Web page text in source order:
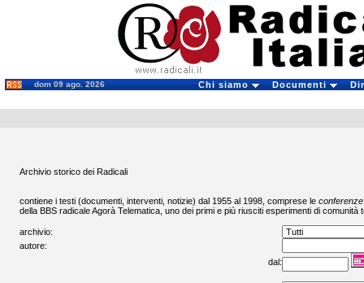
dom 09 ago. 2026 Chi siamo Documenti
Archivio storico dei Radicali
contiene i testi (documenti, interventi, notizie) dal 1955 al 1998, comprese le conferenze
della BBS radicaleAgorà Telematica , uno dei primi e più riusciti esperimenti di comunità
archivio:
autore:
dal: